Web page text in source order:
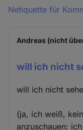
Netiquette für
Andreas (nicht
will ich nicht
will ich nicht
(ja, ich weiß,
anzuschauen: